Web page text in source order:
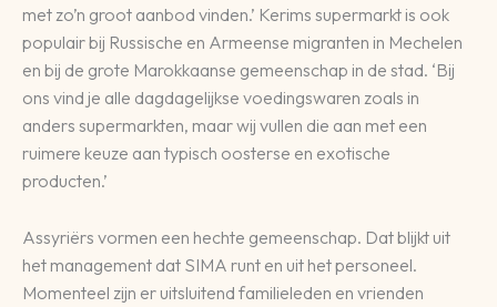
met zo’n groot aanbod vinden.’ Kerims supermarkt is ook
populair bij Russische en Armeense migranten in Mechelen
en bij de grote Marokkaanse gemeenschap in de stad. ‘Bij
ons vind je alle dagdagelijkse voedingswaren zoals in
anders supermarkten, maar wij vullen die aan met een
ruimere keuze aan typisch oosterse en exotische
producten.’
Assyriërs vormen een hechte gemeenschap. Dat blijkt uit
het management dat SIMA runt en uit het personeel.
Momenteel zijn er uitsluitend familieleden en vrienden